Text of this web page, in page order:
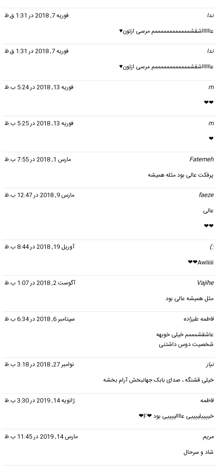
ندا
فوریه 7, 2018 در 1:31 ق.ظ
عااااااشقشممممممممممممم مرسی ازتون♥️
ندا
فوریه 7, 2018 در 1:31 ق.ظ
عااااااشقشممممممممممممم مرسی ازتون♥️
m
فوریه 13, 2018 در 5:24 ب.ظ
❤❤
m
فوریه 13, 2018 در 5:25 ب.ظ
❤
Fatemeh
مارس 1, 2018 در 7:55 ب.ظ
پرفکت عالی بود مثله همیشه
faeze
مارس 9, 2018 در 12:47 ب.ظ
عالی
❤❤
:)
آوریل 19, 2018 در 8:44 ب.ظ
Awliiii❤❤
Vajihe
آگوست 2, 2018 در 1:07 ب.ظ
مثل همیشه عالی بود
فاطمه علیزاده
سپتامبر 6, 2018 در 6:34 ب.ظ
عاشقشمممم خیلی خوبهه
شخصیت دوس داشتنی
نیاز
نوامبر 27, 2018 در 3:18 ب.ظ
خیلی قشنگه ، صدای بابک جهانبخش آرام بخشه
فاطمه
ژانویه 14, 2019 در 3:30 ب.ظ
خییییلییییی عااالییییی بود ❤F❤
مریم
مارس 14, 2019 در 11:45 ب.ظ
شاد و سرحال